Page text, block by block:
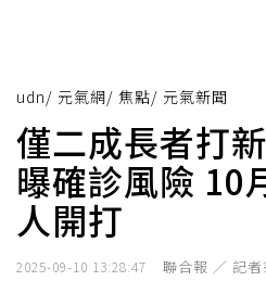
udn/ 元氣網/ 焦點/ 元氣新聞
僅二成長者打
曝確診風險 10
人開打
2025-09-10 13:28:47 聯合報 ／ 記